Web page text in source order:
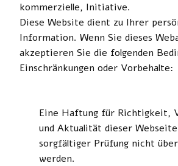
kommerzielle, Initiative.
Diese Website dient zu Ihrer
Information. Wenn Sie dieses
akzeptieren Sie die folgenden
Einschränkungen oder Vorbehalte:
Eine Haftung für Richtigkeit,
und Aktualität dieser
sorgfältiger Prüfung nicht
werden.